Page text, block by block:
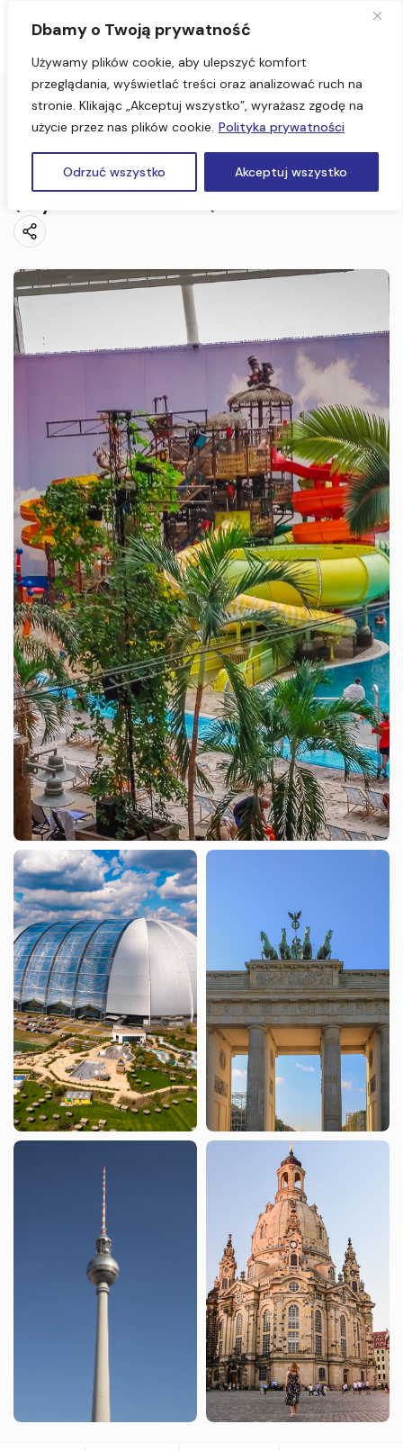
Dbamy o Twoją prywatność
Używamy plików cookie, aby ulepszyć komfort
przeglądania, wyświetlać treści oraz analizować ruch na
stronie. Klikając „Akceptuj wszystko”, wyrażasz zgodę na
użycie przez nas plików cookie. Polityka prywatności
Odrzuć wszystko Akceptuj wszystko
Strona Główna
Berlin, Tropikalna Wyspa 2 dni (Wycieczka dla szkół)
Berlin, Tropikalna Wyspa 2 dni